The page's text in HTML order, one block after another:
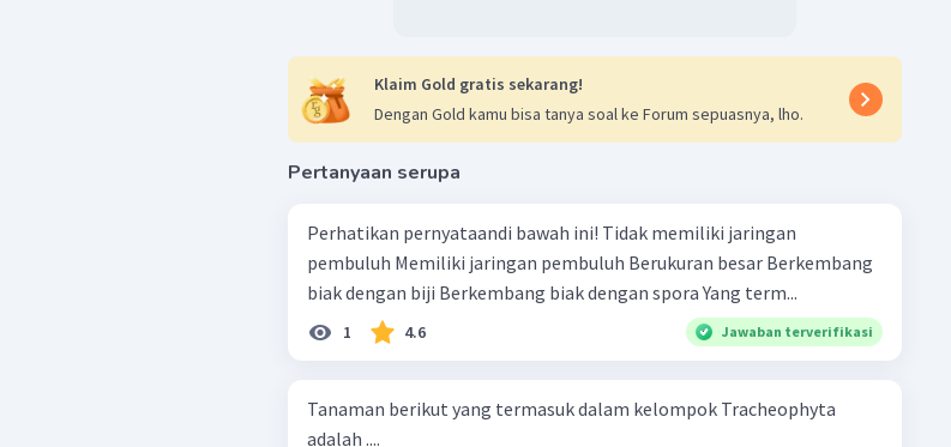
Klaim Gold gratis sekarang!
Dengan Gold kamu bisa tanya soal ke Forum sepuasnya, lho.
Pertanyaan serupa
Perhatikan pernyataandi bawah ini! Tidak memiliki jaringan
pembuluh Memiliki jaringan pembuluh Berukuran besar Berkembang
biak dengan biji Berkembang biak dengan spora Yang term...
1 4.6 Jawaban terverifikasi
Tanaman berikut yang termasuk dalam kelompok Tracheophyta
adalah ....